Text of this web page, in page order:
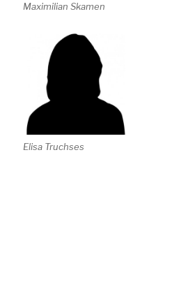
Maximilian Skamen
Elisa Truchses